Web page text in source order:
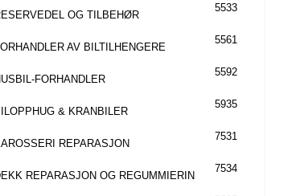
OG TILBEHØR
5533
AV BILTILHENGERE
5561
FORHANDLER
5592
& KRANBILER
5935
REPARASJON
7531
REPARASJON OG REGUMMIERIN
7534